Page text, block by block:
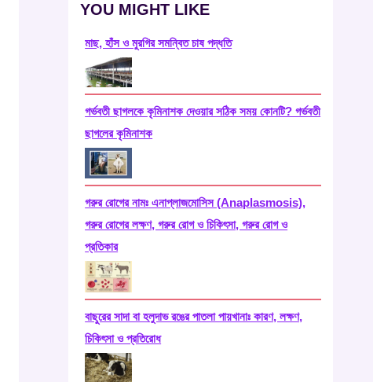
YOU MIGHT LIKE
মাছ, হাঁস ও মুরগির সমন্বিত চাষ পদ্ধতি
গর্ভবতী ছাগলকে কৃমিনাশক দেওয়ার সঠিক সময় কোনটি? গর্ভবতী
ছাগলের কৃমিনাশক
গরুর রোগের নামঃ এনাপ্লাজমোসিস (Anaplasmosis),
গরুর রোগের লক্ষণ, গরুর রোগ ও চিকিৎসা, গরুর রোগ ও
প্রতিকার
বাছুরের সাদা বা হলুদাভ রঙের পাতলা পায়খানাঃ কারণ, লক্ষণ,
চিকিৎসা ও প্রতিরোধ